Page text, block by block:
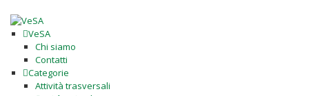
VeSA
Chi siamo
Contatti
Categorie
Attività trasversali